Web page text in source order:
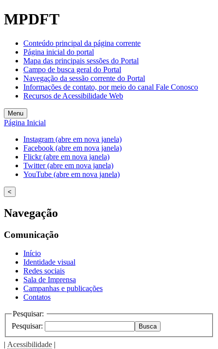
MPDFT
Conteúdo principal da página corrente
Página inicial do portal
Mapa das principais sessões do Portal
Campo de busca geral do Portal
Navegação da sessão corrente do Portal
Informações de contato, por meio do canal Fale Conosco
Recursos de Acessibilidade Web
Menu
Página Inicial
Instagram (abre em nova janela)
Facebook (abre em nova janela)
Flickr (abre em nova janela)
Twitter (abre em nova janela)
YouTube (abre em nova janela)
<
Navegação
Comunicação
Início
Identidade visual
Redes sociais
Sala de Imprensa
Campanhas e publicações
Contatos
Pesquisar:
Pesquisar:
Busca
| Acessibilidade |